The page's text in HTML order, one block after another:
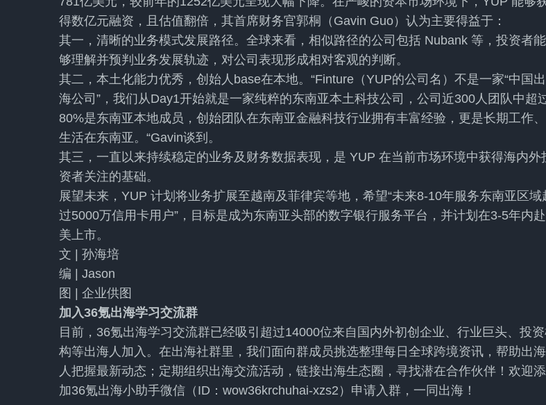
得数亿元融资，且估值翻倍，其首席财务官郭桐（Gavin Guo）认为主要得益于：
其一，清晰的业务模式发展路径。全球来看，相似路径的公司包括 Nubank 等，投资者能
够理解并预判业务发展轨迹，对公司表现形成相对客观的判断。
其二，本土化能力优秀，创始人base在本地。“Finture（YUP的公司名）不是一家“中国出
海公司”，我们从Day1开始就是一家纯粹的东南亚本土科技公司，公司近300人团队中超
80%是东南亚本地成员，创始团队在东南亚金融科技行业拥有丰富经验，更是长期工作、
生活在东南亚。“Gavin谈到。
其三，一直以来持续稳定的业务及财务数据表现，是 YUP 在当前市场环境中获得海内外
资者关注的基础。
展望未来，YUP 计划将业务扩展至越南及菲律宾等地，希望“未来8-10年服务东南亚区域
过5000万信用卡用户”，目标是成为东南亚头部的数字银行服务平台，并计划在3-5年内赴
美上市。
文 | 孙海培
编 | Jason
图 | 企业供图
加入36氪出海学习交流群
目前，36氪出海学习交流群已经吸引超过14000位来自国内外初创企业、行业巨头、投
构等出海人加入。在出海社群里，我们面向群成员挑选整理每日全球跨境资讯，帮助出海
人把握最新动态；定期组织出海交流活动，链接出海生态圈，寻找潜在合作伙伴！欢迎添
加36氪出海小助手微信（ID：wow36krchuhai-xzs2）申请入群，一同出海！